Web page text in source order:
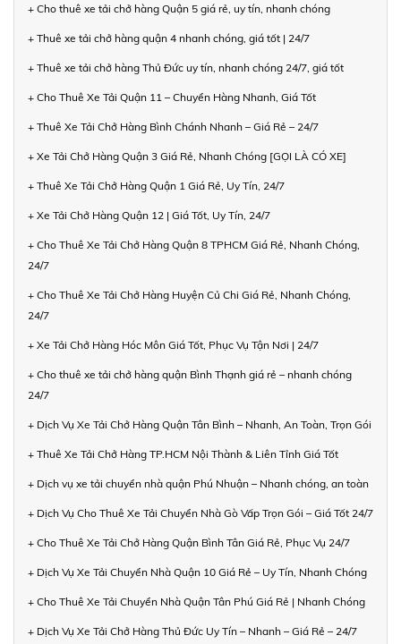
+ Cho thuê xe tải chở hàng Quận 5 giá rẻ, uy tín, nhanh chóng
+ Thuê xe tải chở hàng quận 4 nhanh chóng, giá tốt | 24/7
+ Thuê xe tải chở hàng Thủ Đức uy tín, nhanh chóng 24/7, giá tốt
+ Cho Thuê Xe Tải Quận 11 – Chuyển Hàng Nhanh, Giá Tốt
+ Thuê Xe Tải Chở Hàng Bình Chánh Nhanh – Giá Rẻ – 24/7
+ Xe Tải Chở Hàng Quận 3 Giá Rẻ, Nhanh Chóng [GỌI LÀ CÓ XE]
+ Thuê Xe Tải Chở Hàng Quận 1 Giá Rẻ, Uy Tín, 24/7
+ Xe Tải Chở Hàng Quận 12 | Giá Tốt, Uy Tín, 24/7
+ Cho Thuê Xe Tải Chở Hàng Quận 8 TPHCM Giá Rẻ, Nhanh Chóng,
24/7
+ Cho Thuê Xe Tải Chở Hàng Huyện Củ Chi Giá Rẻ, Nhanh Chóng,
24/7
+ Xe Tải Chở Hàng Hóc Môn Giá Tốt, Phục Vụ Tận Nơi | 24/7
+ Cho thuê xe tải chở hàng quận Bình Thạnh giá rẻ – nhanh chóng
24/7
+ Dịch Vụ Xe Tải Chở Hàng Quận Tân Bình – Nhanh, An Toàn, Trọn Gói
+ Thuê Xe Tải Chở Hàng TP.HCM Nội Thành & Liên Tỉnh Giá Tốt
+ Dịch vụ xe tải chuyển nhà quận Phú Nhuận – Nhanh chóng, an toàn
+ Dịch Vụ Cho Thuê Xe Tải Chuyển Nhà Gò Vấp Trọn Gói – Giá Tốt 24/7
+ Cho Thuê Xe Tải Chở Hàng Quận Bình Tân Giá Rẻ, Phục Vụ 24/7
+ Dịch Vụ Xe Tải Chuyển Nhà Quận 10 Giá Rẻ – Uy Tín, Nhanh Chóng
+ Cho Thuê Xe Tải Chuyển Nhà Quận Tân Phú Giá Rẻ | Nhanh Chóng
+ Dịch Vụ Xe Tải Chở Hàng Thủ Đức Uy Tín – Nhanh – Giá Rẻ – 24/7